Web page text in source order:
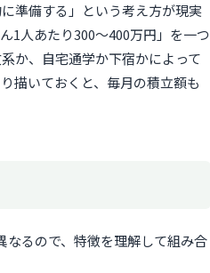
準備する」という考え方が現実
1人あたり300〜400万円」を一つ
か、自宅通学か下宿かによって
描いておくと、毎月の積立額も
なるので、特徴を理解して組み合